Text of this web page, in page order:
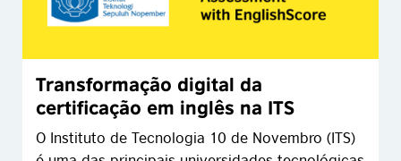
Transformação digital da
certificação em inglês na ITS
O Instituto de Tecnologia 10 de Novembro (ITS)